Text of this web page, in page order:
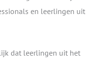
en leerlingen uit
dat leerlingen uit het